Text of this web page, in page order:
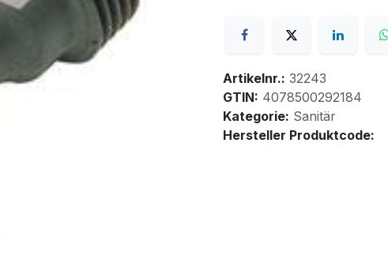
Artikelnr.: 32243
GTIN: 4078500292184
Kategorie: Sanitär
Hersteller Produktcode: